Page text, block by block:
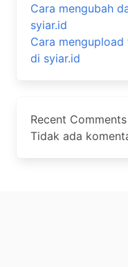
Cara mengubah
syiar.id
Cara
di syiar.id
Recent Comments
Tidak ada